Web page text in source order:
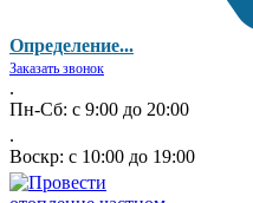
Определение...
Заказать звонок
.
Пн-Сб: с 9:00 до 20:00
.
Воскр: с 10:00 до 19:00